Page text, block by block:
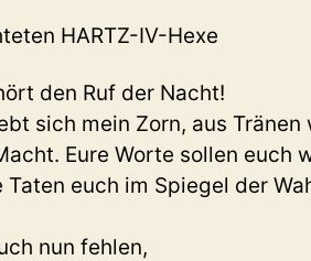
HARTZ-IV-Hexe
den Ruf der Nacht!
sich mein Zorn, aus Tränen
Eure Worte sollen euch
euch im Spiegel der
nun fehlen,